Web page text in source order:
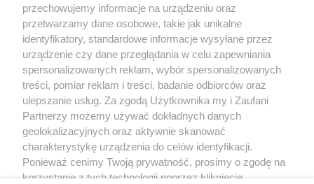
przechowujemy informacje na urządzeniu oraz
przetwarzamy dane osobowe, takie jak unikalne
identyfikatory, standardowe informacje wysyłane przez
urządzenie czy dane przeglądania w celu zapewniania
spersonalizowanych reklam, wybór spersonalizowanych
treści, pomiar reklam i treści, badanie odbiorców oraz
ulepszanie usług. Za zgodą Użytkownika my i Zaufani
Partnerzy możemy używać dokładnych danych
geolokalizacyjnych oraz aktywnie skanować
charakterystykę urządzenia do celów identyfikacji.
Ponieważ cenimy Twoją prywatność, prosimy o zgodę na
korzystanie z tych technologii poprzez kliknięcie